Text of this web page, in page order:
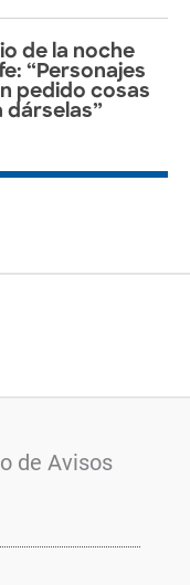
de la noche
“Personajes
pedido cosas
dárselas”